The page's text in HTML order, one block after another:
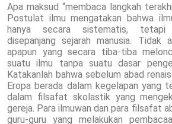
Apa maksud “membaca langkah
Postulat ilmu mengatakan bahwa
hanya secara sistematis, tetapi
disepanjang sejarah manusia. Tidak
apapun yang secara tiba-tiba
suatu ilmu tanpa suatu dasar
Katakanlah bahwa sebelum abad
Eropa berada dalam kegelapan yang
dalam filsafat skolastik yang
gereja. Para ilmuwan dan para filsafat
guru-guru yang melakukan